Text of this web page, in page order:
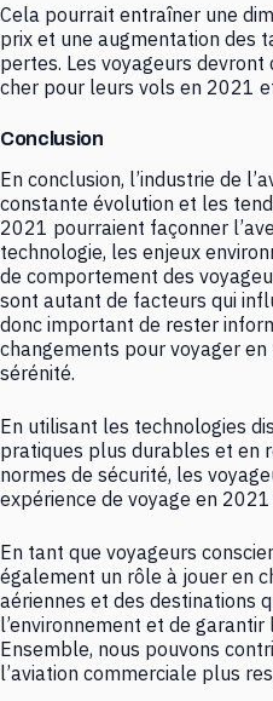
Cela pourrait entraîner une
prix et une augmentation des
pertes. Les voyageurs
cher pour leurs vols en 2021
Conclusion
En conclusion, l’industrie de
constante évolution et les
2021 pourraient façonner
technologie, les enjeux
de comportement des
sont autant de facteurs qui
donc important de rester
changements pour voyager
sérénité.
En utilisant les technologies
pratiques plus durables et en
normes de sécurité, les
expérience de voyage en
En tant que voyageurs
également un rôle à jouer en
aériennes et des destinations
l’environnement et de
Ensemble, nous pouvons
l’aviation commerciale plus